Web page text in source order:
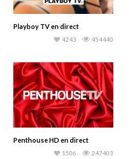
Playboy TV en direct
454440
4243
Penthouse HD en direct
247403
1506